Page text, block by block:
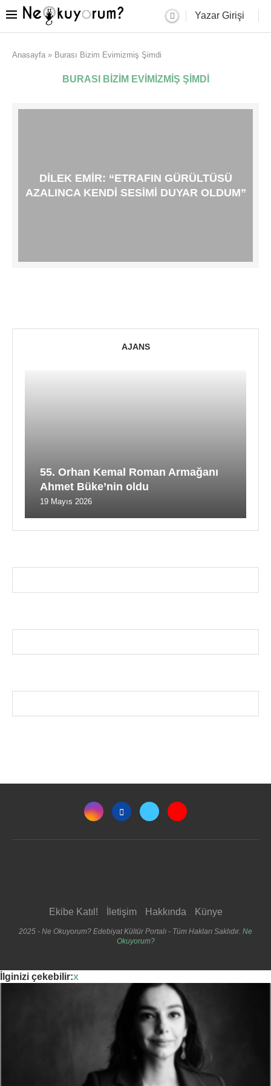
Yazar Girişi
Anasayfa » Burası Bizim Evimizmiş Şimdi
BURASI BIZIM EVIMIZMIŞ ŞIMDI
DILEK EMIR: “ETRAFIN GÜRÜLTÜSÜ
AZALINCA KENDI SESIMI DUYAR OLDUM”
AJANS
55. Orhan Kemal Roman Armağanı
Ahmet Büke’nin oldu
19 Mayıs 2026
Ekibe Katıl! İletişim Hakkında Künye
2025 - Ne Okuyorum? Edebiyat Kültür Portalı - Tüm Hakları Saklıdır. Ne
Okuyorum?
İlginizi çekebilir:x